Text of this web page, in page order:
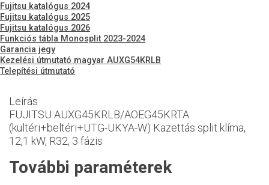
Fujitsu katalógus 2024
Fujitsu katalógus 2025
Fujitsu katalógus 2026
Funkciós tábla Monosplit 2023-2024
Garancia jegy
Kezelési útmutató magyar AUXG54KRLB
Telepítési útmutató
Leírás
FUJITSU AUXG45KRLB/AOEG45KRTA
(kültéri+beltéri+UTG-UKYA-W) Kazettás split klíma,
12,1 kW, R32, 3 fázis
További paraméterek